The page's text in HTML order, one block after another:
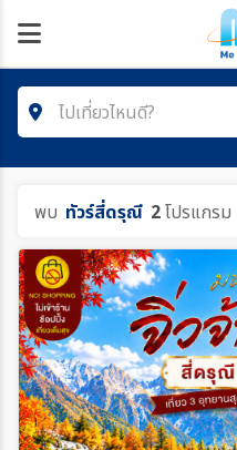
ไปเที่ยวไหนดี?
คำค้นหา/รหัสทัวร์
ประเทศ
เมือง
พบ ทัวร์สี่ดรุณี 2โปรแกรม